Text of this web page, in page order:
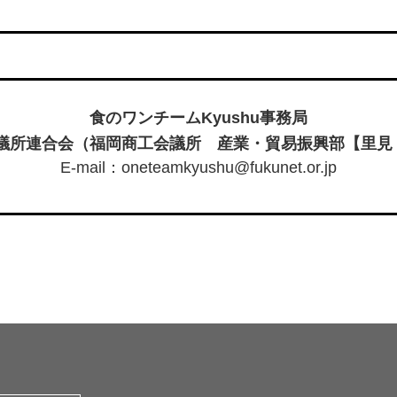
食のワンチームKyushu事務局
所連合会（福岡商工会議所 産業・貿易振興部【里見
E-mail：oneteamkyushu@fukunet.or.jp